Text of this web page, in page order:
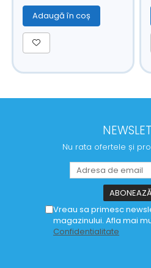
Adaugă în coș
Nu rata ofertele și
Vreau sa primesc
magazinului. Afla mai
Confidentialitate